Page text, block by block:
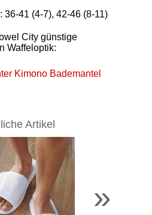
36-41 (4-7), 42-46 (8-11)
City günstige
Waffeloptik:
Kimono Bademantel
Artikel
»